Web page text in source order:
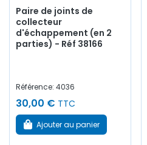
Paire de joints de
collecteur
d'échappement (en 2
parties) - Réf 38166
Référence: 4036
30,00 € TTC
Ajouter au panier